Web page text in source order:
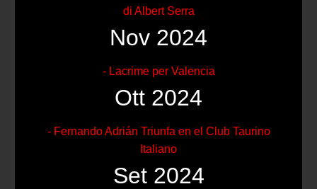
di Albert Serra
Nov 2024
- Lacrime per Valencia
Ott 2024
- Fernando Adrián Triunfa en el Club Taurino
Italiano
Set 2024